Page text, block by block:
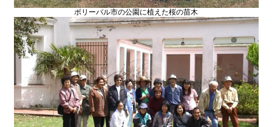
ボリーバル市の公園に植えた桜の苗木